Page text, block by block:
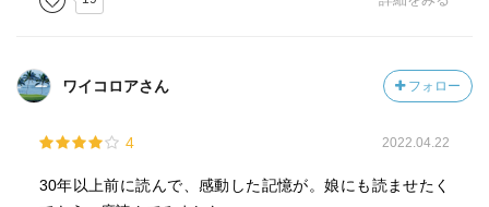
ワイコロアさん フォロー
4 2022.04.22
30年以上前に読んで、感動した記憶が。娘にも読ませたく